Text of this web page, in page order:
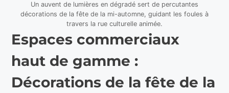
Un auvent de lumières en dégradé sert de percutantes
décorations de la fête de la mi-automne, guidant les foules à
travers la rue culturelle animée.
Espaces commerciaux
haut de gamme :
Décorations de la fête de la